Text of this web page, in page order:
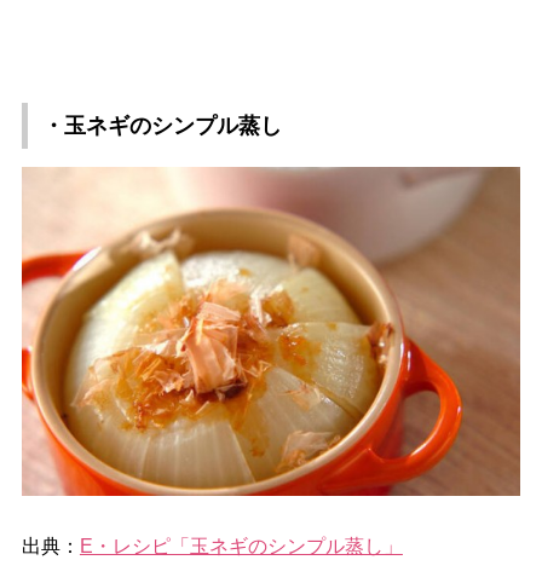
・玉ネギのシンプル蒸し
出典： E・レシピ「玉ネギのシンプル蒸し」